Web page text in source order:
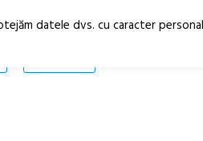
RO
datele dvs. cu caracter